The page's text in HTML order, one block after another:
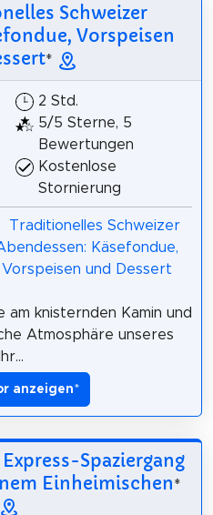
Schweizer
Vorspeisen
*
2 Std.
5/5 Sterne, 5
Bewertungen
Kostenlose
Stornierung
knisternden Kamin und
Atmosphäre unseres
anzeigen*
Spaziergang
Einheimischen*